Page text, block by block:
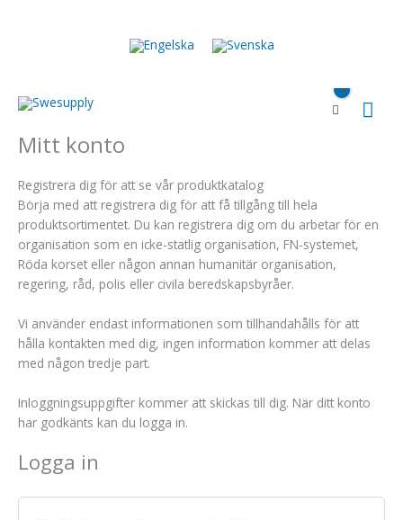
Mitt konto
Registrera dig för att se vår produktkatalog
Börja med att registrera dig för att få tillgång till hela
produktsortimentet. Du kan registrera dig om du arbetar för en
organisation som en icke-statlig organisation, FN-systemet,
Röda korset eller någon annan humanitär organisation,
regering, råd, polis eller civila beredskapsbyråer.
Vi använder endast informationen som tillhandahålls för att
hålla kontakten med dig, ingen information kommer att delas
med någon tredje part.
Inloggningsuppgifter kommer att skickas till dig. När ditt konto
har godkänts kan du logga in.
Logga in